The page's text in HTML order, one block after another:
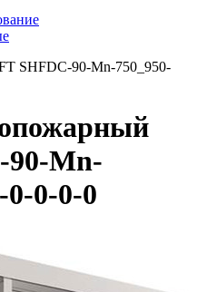
SHFDC-90-Mn-750_950-
90-Mn-
0-0-0-0